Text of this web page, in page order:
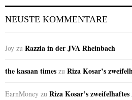
NEUSTE KOMMENTARE
Joy zu Razzia in der JVA Rheinbach
the kasaan times zu Riza Kosar’s
EarnMoney zu Riza Kosar’s